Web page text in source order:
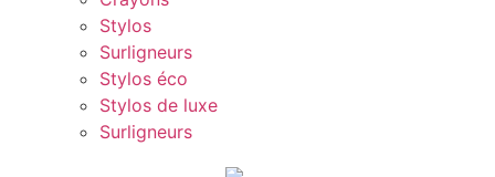
Stylos
Surligneurs
Stylos éco
Stylos de luxe
Surligneurs